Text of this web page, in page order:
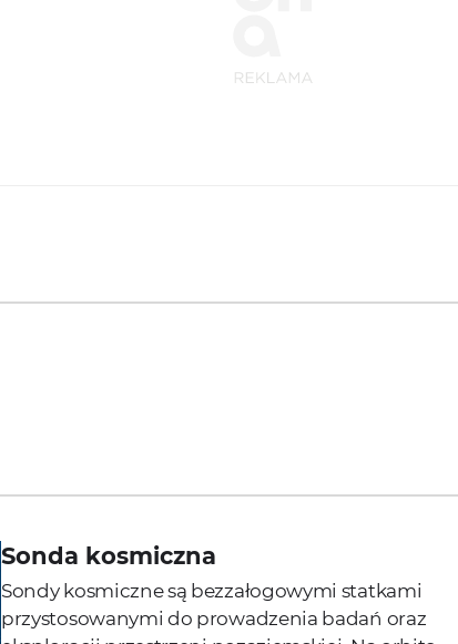
Sonda kosmiczna
Sondy kosmiczne są bezzałogowymi statkami
przystosowanymi do prowadzenia badań oraz